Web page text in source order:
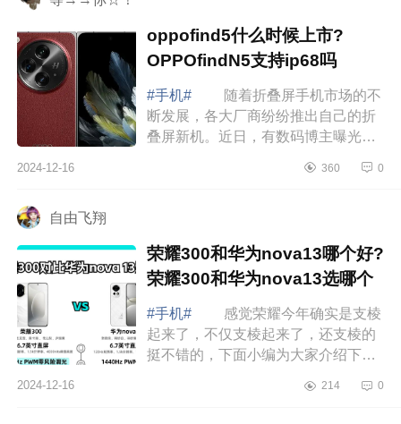
oppofind5什么时候上市?
OPPOfindN5支持ip68吗
#手机#
随着折叠屏手机市场的不
断发展，各大厂商纷纷推出自己的折
叠屏新机。近日，有数码博主曝光了
是“明年上半年最强折叠。”下面小编为
2024-12-16 360 0
自由飞翔
荣耀300和华为nova13哪个好?
荣耀300和华为nova13选哪个
#手机#
感觉荣耀今年确实是支棱
起来了，不仅支棱起来了，还支棱的
挺不错的，下面小编为大家介绍下荣
和华为nova13选哪个 荣耀300和
2024-12-16 214 0